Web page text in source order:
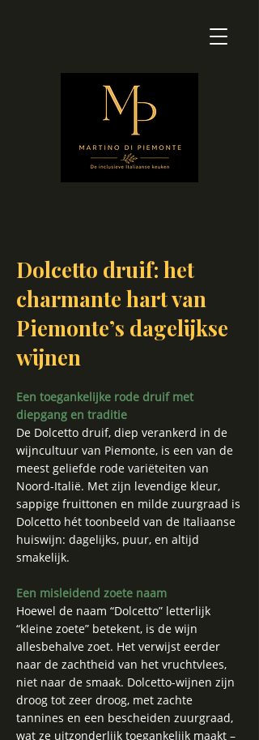
Dolcetto druif: het
charmante hart van
Piemonte’s dagelijkse
wijnen
Een toegankelijke rode druif met
diepgang en traditie
De Dolcetto druif, diep verankerd in de
wijncultuur van Piemonte, is een van de
meest geliefde rode variëteiten van
Noord-Italië. Met zijn levendige kleur,
sappige fruittonen en milde zuurgraad is
Dolcetto hét toonbeeld van de Italiaanse
huiswijn: dagelijks, puur, en altijd
smakelijk.
Een misleidend zoete naam
Hoewel de naam “Dolcetto” letterlijk
“kleine zoete” betekent, is de wijn
allesbehalve zoet. Het verwijst eerder
naar de zachtheid van het vruchtvlees,
niet naar de smaak. Dolcetto-wijnen zijn
droog tot zeer droog, met zachte
tannines en een bescheiden zuurgraad,
wat ze uitzonderlijk toegankelijk maakt –